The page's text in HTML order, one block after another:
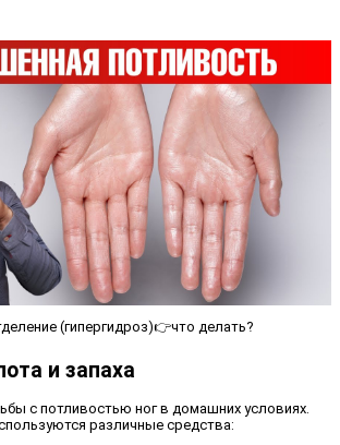
(гипергидроз)👉что делать?
и запаха
с потливостью ног в домашних условиях.
различные средства: